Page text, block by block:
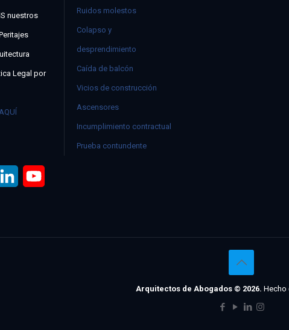
nuestros
Legal por
LinkedIn
Ruidos molestos
Colapso y
desprendimiento
Caída de balcón
Vicios de construcción
Ascensores
Incumplimiento contractual
Prueba contundente
Arquitectos de Abogados © 2026. Hecho